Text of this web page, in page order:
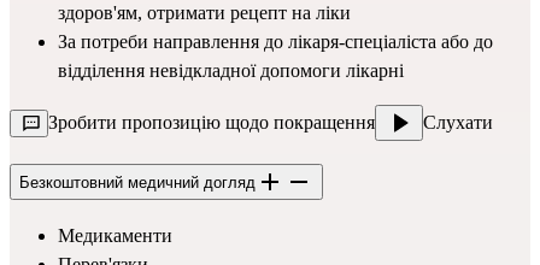
здоров'ям, отримати рецепт на ліки
За потреби направлення до лікаря-спеціаліста або до
відділення невідкладної допомоги лікарні
Зробити пропозицію щодо покращення Слухати
Безкоштовний медичний догляд
Медикаменти